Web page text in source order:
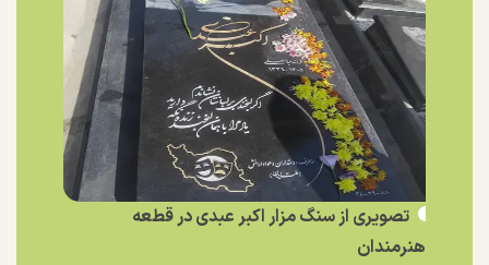
تصویری از سنگ مزار اکبر عبدی در قطعه
هنرمندان